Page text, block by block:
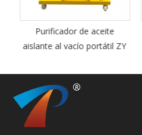
Purificador de aceite
aislante al vacío portátil ZY